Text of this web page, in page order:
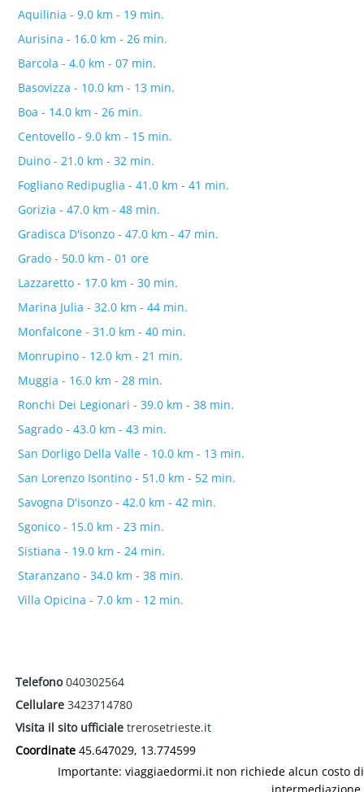
Aquilinia - 9.0 km - 19 min.
Aurisina - 16.0 km - 26 min.
Barcola - 4.0 km - 07 min.
Basovizza - 10.0 km - 13 min.
Boa - 14.0 km - 26 min.
Centovello - 9.0 km - 15 min.
Duino - 21.0 km - 32 min.
Fogliano Redipuglia - 41.0 km - 41 min.
Gorizia - 47.0 km - 48 min.
Gradisca D'isonzo - 47.0 km - 47 min.
Grado - 50.0 km - 01 ore
Lazzaretto - 17.0 km - 30 min.
Marina Julia - 32.0 km - 44 min.
Monfalcone - 31.0 km - 40 min.
Monrupino - 12.0 km - 21 min.
Muggia - 16.0 km - 28 min.
Ronchi Dei Legionari - 39.0 km - 38 min.
Sagrado - 43.0 km - 43 min.
San Dorligo Della Valle - 10.0 km - 13 min.
San Lorenzo Isontino - 51.0 km - 52 min.
Savogna D'isonzo - 42.0 km - 42 min.
Sgonico - 15.0 km - 23 min.
Sistiana - 19.0 km - 24 min.
Staranzano - 34.0 km - 38 min.
Villa Opicina - 7.0 km - 12 min.
Telefono040302564
Cellulare 3423714780
Visita il sito ufficiale trerosetrieste.it
Coordinate 45.647029, 13.774599
Importante: viaggiaedormi.it non richiede alcun costo di